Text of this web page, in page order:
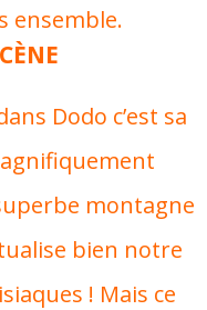
ensemble.
Dodo c’est sa
montagne
bien notre
! Mais ce